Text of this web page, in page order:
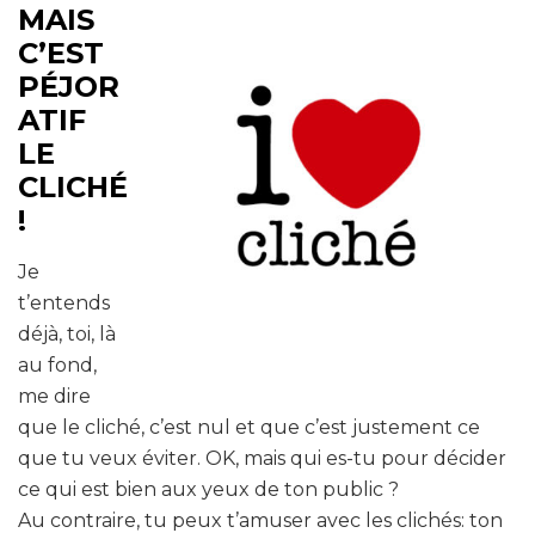
MAIS
C’EST
PÉJOR
ATIF
LE
CLICHÉ
!
Je
t’entends
déjà, toi, là
au fond,
me dire
que le cliché, c’est nul et que c’est justement ce
que tu veux éviter. OK, mais qui es-tu pour décider
ce qui est bien aux yeux de ton public ?
Au contraire, tu peux t’amuser avec les clichés: ton